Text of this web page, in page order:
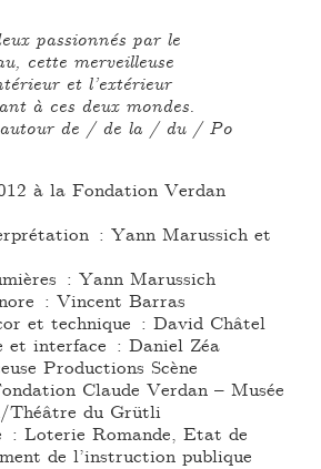
passionnés par le
cette merveilleuse
et l’extérieur
à ces deux mondes.
autour de / de la / du / Po
à la Fondation Verdan
: Yann Marussich et
: Yann Marussich
: Vincent Barras
et technique : David Châtel
et interface : Daniel Zéa
Productions Scène
Claude Verdan – Musée
Théâtre du Grütli
: Loterie Romande, Etat de
de l’instruction publique